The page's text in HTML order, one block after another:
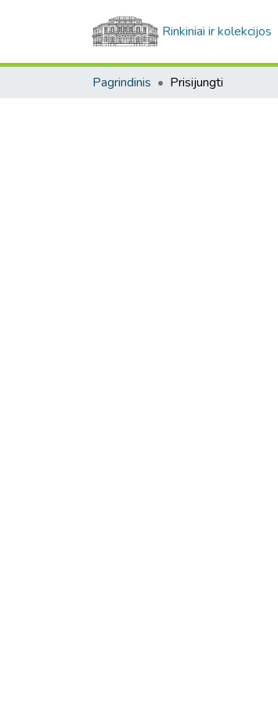
Rinkiniai ir kolekcijos
Pagrindinis Prisijungti